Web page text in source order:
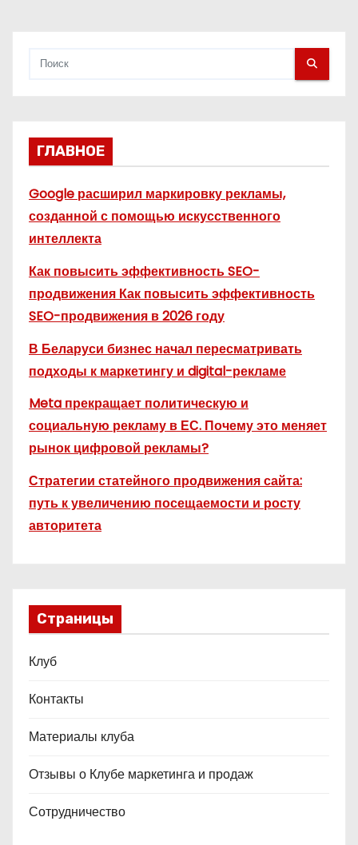
ГЛАВНОЕ
Google расширил маркировку рекламы,
созданной с помощью искусственного
интеллекта
Как повысить эффективность SEO-
продвижения Как повысить эффективность
SEO-продвижения в 2026 году
В Беларуси бизнес начал пересматривать
подходы к маркетингу и digital-рекламе
Meta прекращает политическую и
социальную рекламу в ЕС. Почему это меняет
рынок цифровой рекламы?
Стратегии статейного продвижения сайта:
путь к увеличению посещаемости и росту
авторитета
Страницы
Клуб
Контакты
Материалы клуба
Отзывы о Клубе маркетинга и продаж
Сотрудничество